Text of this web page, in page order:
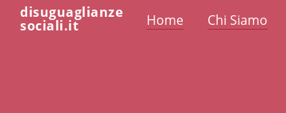
disuguaglianze
sociali.it Home Chi Siamo